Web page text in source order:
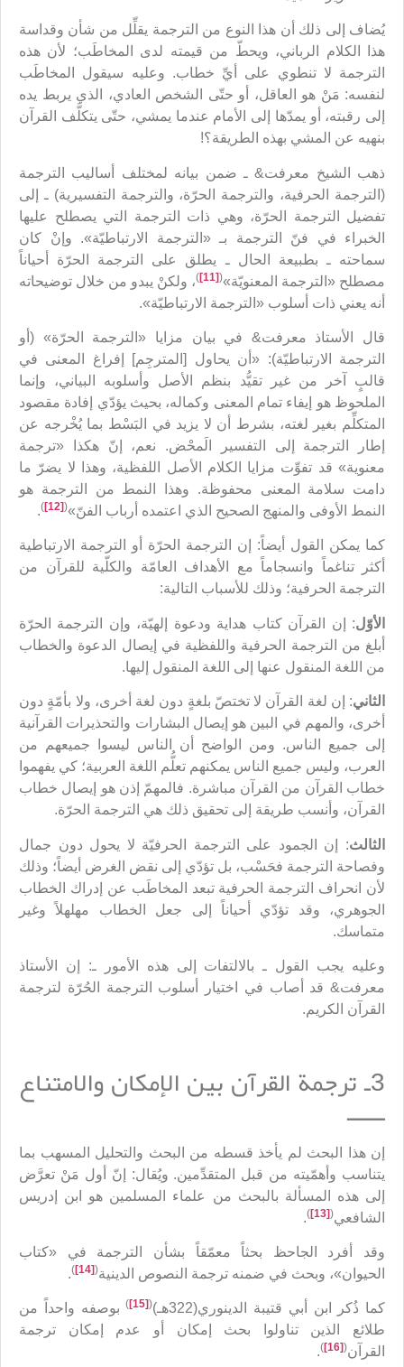
يُضاف إلى ذلك أن هذا النوع من الترجمة يقلِّل من شأن وقداسة
هذا الكلام الرباني، ويحطّ من قيمته لدى المخاطَب؛ لأن هذه
الترجمة لا تنطوي على أيِّ خطاب. وعليه سيقول المخاطَب
لنفسه: مَنْ هو العاقل، أو حتّى الشخص العادي، الذي يربط يده
إلى رقبته، أو يمدّها إلى الأمام عندما يمشي، حتّى يتكلَّف القرآن
بنهيه عن المشي بهذه الطريقة؟!
ذهب الشيخ معرفت& ـ ضمن بيانه لمختلف أساليب الترجمة
(الترجمة الحرفية، والترجمة الحرّة، والترجمة التفسيرية) ـ إلى
تفضيل الترجمة الحرّة، وهي ذات الترجمة التي يصطلح عليها
الخبراء في فنّ الترجمة بـ «الترجمة الارتباطيّة». وإنْ كان
سماحته ـ بطبيعة الحال ـ يطلق على الترجمة الحرّة أحياناً
مصطلح «الترجمة المعنويّة»(
[11]
)، ولكنْ يبدو من خلال توضيحاته
أنه يعني ذات أسلوب «الترجمة الارتباطيّة».
قال الأستاذ معرفت& في بيان مزايا «الترجمة الحرّة» (أو
الترجمة الارتباطيّة): «أن يحاول [المترجِم] إفراغ المعنى في
قالبٍ آخر من غير تقيُّد بنظم الأصل وأسلوبه البياني، وإنما
الملحوظ هو إيفاء تمام المعنى وكماله، بحيث يؤدّي إفادة مقصود
المتكلِّم بغير لغته، بشرط أن لا يزيد في البَسْط بما يُخْرجه عن
إطار الترجمة إلى التفسير الَمحْض. نعم، إنّ هكذا «ترجمة
معنوية» قد تفوِّت مزايا الكلام الأصل اللفظية، وهذا لا يضرّ ما
دامت سلامة المعنى محفوظة. وهذا النمط من الترجمة هو
النمط الأوفى والمنهج الصحيح الذي اعتمده أرباب الفنّ»(
[12]
)
.
كما يمكن القول أيضاً: إن الترجمة الحرّة أو الترجمة الارتباطية
أكثر تناغماً وانسجاماً مع الأهداف العامّة والكلّية للقرآن من
الترجمة الحرفية؛ وذلك للأسباب التالية:
الأوّل: إن القرآن كتاب هداية ودعوة إلهيّة، وإن الترجمة الحرّة
أبلغ من الترجمة الحرفية واللفظية في إيصال الدعوة والخطاب
من اللغة المنقول عنها إلى اللغة المنقول إليها.
الثاني: إن لغة القرآن لا تختصّ بلغةٍ دون لغة أخرى، ولا بأمّةٍ دون
أخرى، والمهم في البين هو إيصال البشارات والتحذيرات القرآنية
إلى جميع الناس. ومن الواضح أن الناس ليسوا جميعهم من
العرب، وليس جميع الناس يمكنهم تعلُّم اللغة العربية؛ كي يفهموا
خطاب القرآن من القرآن مباشرة. فالمهمّ إذن هو إيصال خطاب
القرآن، وأنسب طريقة إلى تحقيق ذلك هي الترجمة الحرّة.
الثالث: إن الجمود على الترجمة الحرفيّة لا يحول دون جمال
وفصاحة الترجمة فحَسْب، بل تؤدّي إلى نقض الغرض أيضاً؛ وذلك
لأن انحراف الترجمة الحرفية تبعد المخاطَب عن إدراك الخطاب
الجوهري، وقد تؤدّي أحياناً إلى جعل الخطاب مهلهلاً وغير
متماسك.
وعليه يجب القول ـ بالالتفات إلى هذه الأمور ـ: إن الأستاذ
معرفت& قد أصاب في اختيار أسلوب الترجمة الحُرّة لترجمة
القرآن الكريم.
3ـ ترجمة القرآن بين الإمكان والامتناع
ــــــ
إن هذا البحث لم يأخذ قسطه من البحث والتحليل المسهب بما
يتناسب وأهمّيته من قبل المتقدِّمين. ويُقال: إنّ أول مَنْ تعرَّض
إلى هذه المسألة بالبحث من علماء المسلمين هو ابن إدريس
الشافعي(
[13]
)
.
وقد أفرد الجاحظ بحثاً معمّقاً بشأن الترجمة في «كتاب
الحيوان»، وبحث في ضمنه ترجمة النصوص الدينية(
[14]
)
.
كما ذُكر ابن أبي قتيبة الدينوري(322هـ) (
[15]
)بوصفه واحداً من
طلائع الذين تناولوا بحث إمكان أو عدم إمكان ترجمة
القرآن(
[16]
)
.